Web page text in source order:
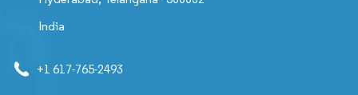
India
+1 617-765-2493